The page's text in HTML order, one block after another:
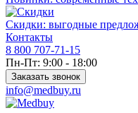
Скидки: выгодные
Контакты
8 800 707-71-15
Пн-Пт: 9:00 - 18:00
Заказать звонок
info@medbuy.ru